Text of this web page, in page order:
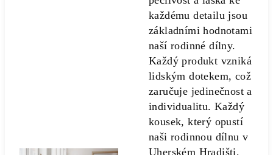
každému detailu jsou
základními hodnotami
naší rodinné dílny.
Každý produkt vzniká
lidským dotekem, což
zaručuje jedinečnost a
individualitu. Každý
kousek, který opustí
naši rodinnou dílnu v
Uherském Hradišti,